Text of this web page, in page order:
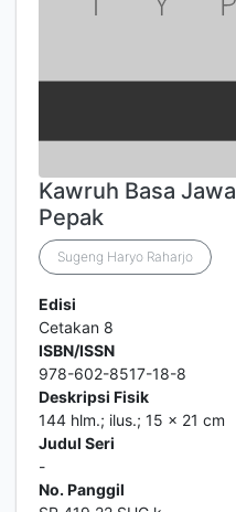
Kawruh Basa Jawa
Pepak
Sugeng Haryo Raharjo
Edisi
Cetakan 8
ISBN/ISSN
978-602-8517-18-8
Deskripsi Fisik
144 hlm.; ilus.; 15 x 21 cm
Judul Seri
-
No. Panggil